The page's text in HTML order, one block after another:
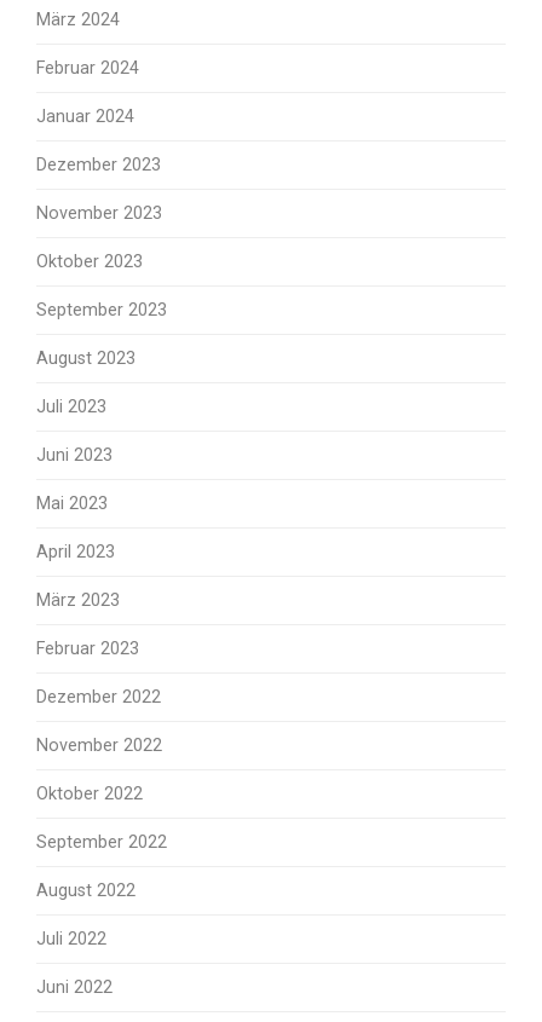
März 2024
Februar 2024
Januar 2024
Dezember 2023
November 2023
Oktober 2023
September 2023
August 2023
Juli 2023
Juni 2023
Mai 2023
April 2023
März 2023
Februar 2023
Dezember 2022
November 2022
Oktober 2022
September 2022
August 2022
Juli 2022
Juni 2022